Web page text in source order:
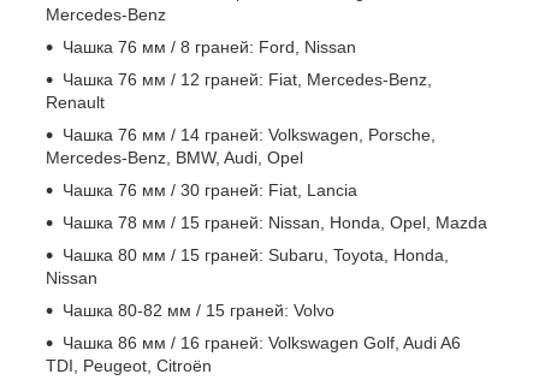
Mercedes-Benz
Чашка 76 мм / 8 граней: Ford, Nissan
Чашка 76 мм / 12 граней: Fiat, Mercedes-Benz,
Renault
Чашка 76 мм / 14 граней: Volkswagen, Porsche,
Mercedes-Benz, BMW, Audi, Opel
Чашка 76 мм / 30 граней: Fiat, Lancia
Чашка 78 мм / 15 граней: Nissan, Honda, Opel, Mazda
Чашка 80 мм / 15 граней: Subaru, Toyota, Honda,
Nissan
Чашка 80-82 мм / 15 граней: Volvo
Чашка 86 мм / 16 граней: Volkswagen Golf, Audi A6
TDI, Peugeot, Citroën